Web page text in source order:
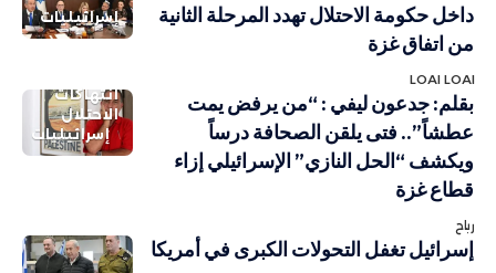
إسرائيليات
داخل حكومة الاحتلال تهدد المرحلة الثانية
من اتفاق غزة
LOAI LOAI
انتهاكات
الاحتلال
إسرائيليات
بقلم: جدعون ليفي : “من يرفض يمت
عطشاً”.. فتى يلقن الصحافة درساً
ويكشف “الحل النازي” الإسرائيلي إزاء
قطاع غزة
رباح
إسرائيل تغفل التحولات الكبرى في أمريكا